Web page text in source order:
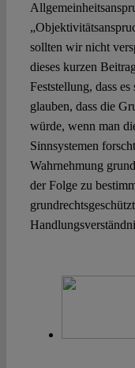
sollten wir nicht
dieses kurzen
Feststellung, dass
glauben, dass die
würde, wenn man
Sinnsystemen
Wahrnehmung
der Folge zu